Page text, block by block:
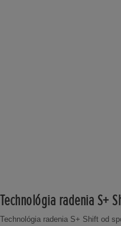
Technológia radenia S+
Technológia radenia S+ Shift od